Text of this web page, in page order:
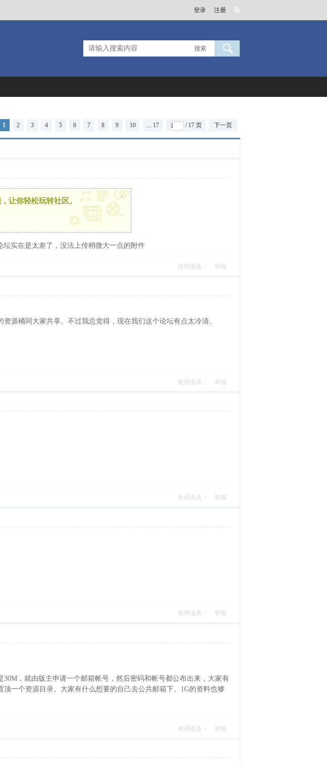
登录 注册
搜索
1 2 3 4 5 6 7 8 9 10 ... 17 / 17 页 下一页
让你轻松玩转社区。
x
实在是太差了，没法上传稍微大一点的附件
使用道具 举报
源桶同大家共享。不过我总觉得，现在我们这个论坛有点太冷清。
使用道具 举报
使用道具 举报
使用道具 举报
，就由版主申请一个邮箱帐号，然后密码和帐号都公布出来，大家有
一个资源目录。大家有什么想要的自己去公共邮箱下。1G的资料也够
使用道具 举报